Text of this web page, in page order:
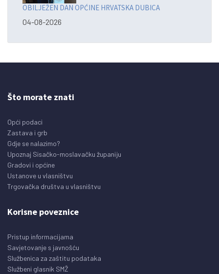
OBILJEŽEN DAN OPĆINE HRVATSKA DUBICA
04-08-2026
Što morate znati
Opći podaci
Zastava i grb
Gdje se nalazimo?
Upoznaj Sisačko-moslavačku županiju
Gradovi i općine
Ustanove u vlasništvu
Trgovačka društva u vlasništvu
Korisne poveznice
Pristup informacijama
Savjetovanje s javnošću
Službenica za zaštitu podataka
Službeni glasnik SMŽ